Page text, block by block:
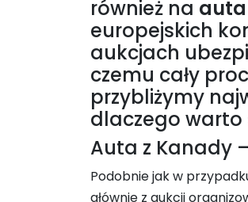
również na
europejskich
aukcjach
czemu cały
przybliżymy
dlaczego warto
Auta z Kanady
Podobnie jak w
głównie z aukcji